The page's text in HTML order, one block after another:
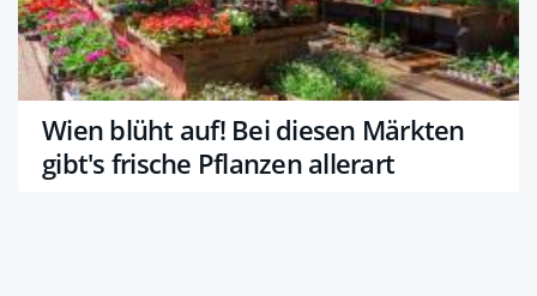
Wien blüht auf! Bei diesen Märkten
gibt's frische Pflanzen allerart